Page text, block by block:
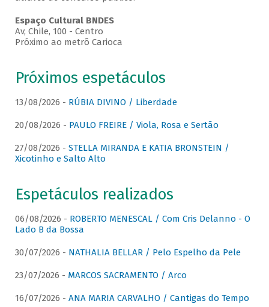
Espaço Cultural BNDES
Av, Chile, 100 - Centro
Próximo ao metrô Carioca
Próximos espetáculos
13/08/2026 - RÚBIA DIVINO / Liberdade
20/08/2026 - PAULO FREIRE / Viola, Rosa e Sertão
27/08/2026 - STELLA MIRANDA E KATIA BRONSTEIN /
Xicotinho e Salto Alto
Espetáculos realizados
06/08/2026 - ROBERTO MENESCAL / Com Cris Delanno - O
Lado B da Bossa
30/07/2026 - NATHALIA BELLAR / Pelo Espelho da Pele
23/07/2026 - MARCOS SACRAMENTO / Arco
16/07/2026 - ANA MARIA CARVALHO / Cantigas do Tempo